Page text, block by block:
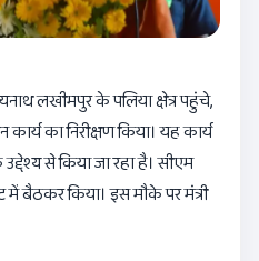
लखीमपुर के पलिया क्षेत्र पहुंचे,
का निरीक्षण किया। यह कार्य
से किया जा रहा है। सीएम
में बैठकर किया। इस मौके पर मंत्री